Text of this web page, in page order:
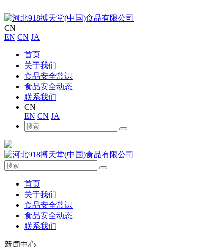
CN
EN CN JA
首页
关于我们
食品安全常识
食品安全动态
联系我们
CN
EN CN JA
首页
关于我们
食品安全常识
食品安全动态
联系我们
新闻中心